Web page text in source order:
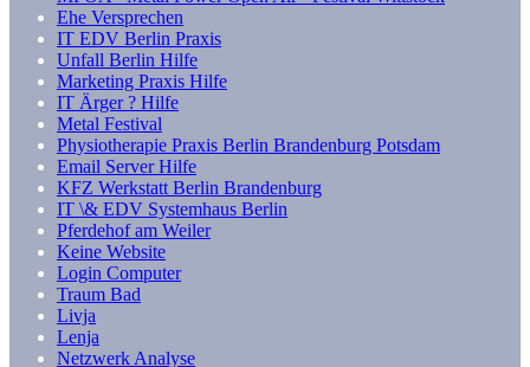
Ehe Versprechen
IT EDV Berlin Praxis
Unfall Berlin Hilfe
Marketing Praxis Hilfe
IT Ärger ? Hilfe
Metal Festival
Physiotherapie Praxis Berlin Brandenburg Potsdam
Email Server Hilfe
KFZ Werkstatt Berlin Brandenburg
IT \& EDV Systemhaus Berlin
Pferdehof am Weiler
Keine Website
Login Computer
Traum Bad
Livja
Lenja
Netzwerk Analyse